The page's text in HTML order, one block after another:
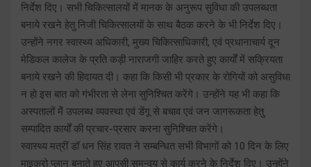
निर्देश दिए। सभी चिकित्सालयों में मानक के अनुरूप सुविधा की उपलब्धता
बनाये रखने हेतु निजी चिकित्सालयों के साथ बैठक करने के भी निर्देश दिए।
उन्होंने नगर स्वास्थ्य अधिकारी, मुख्य चिकित्साधिकारी, एवं प्रधानाचार्य दून
मेडिकल कालेज के प्रति कड़ी नाराजगी जाहिर करते हुए कार्यों में सक्रियता
बनाये रखने की हिदायत दी। कहा कि किसी भी प्रकार के रोगियों को असुविधा
न हो इस बात को गंभीरता से लेना सुनिश्चित करेंगे। उन्होंने यह भी कहा कि
अस्पतालों मेें उपलब्ध व्यवस्था एवं डेंगू से बचाव एवं जन जागरूकता हेतु
सम्पादित कार्यों की प्रचार-प्रसार करना सुनिश्चित करेंगे।
स्वास्थ्य मत्रीं डॉ धन सिंह रावत ने सम्बन्धित सभी विभागों को 10 दिन के लिए
माइक्रो प्लान बनाते हुए आपसी समन्वय से कार्य करने के निर्देश दिए। उन्होंने